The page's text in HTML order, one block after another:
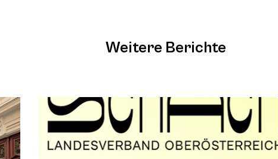
Weitere Berichte